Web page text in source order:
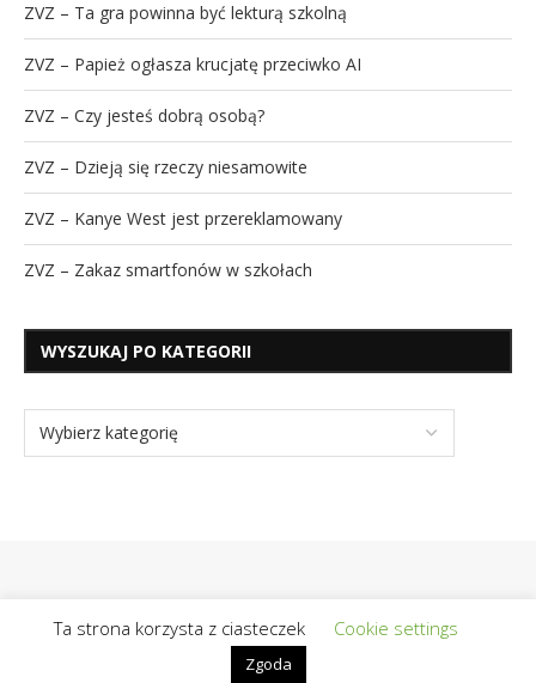
ZVZ – Ta gra powinna być lekturą szkolną
ZVZ – Papież ogłasza krucjatę przeciwko AI
ZVZ – Czy jesteś dobrą osobą?
ZVZ – Dzieją się rzeczy niesamowite
ZVZ – Kanye West jest przereklamowany
ZVZ – Zakaz smartfonów w szkołach
WYSZUKAJ PO KATEGORII
@2019 - Wszelkie prawa zastrzeżone | Realizacja / Hosting:
Ta strona korzysta z ciasteczek Cookie settings
Zgoda